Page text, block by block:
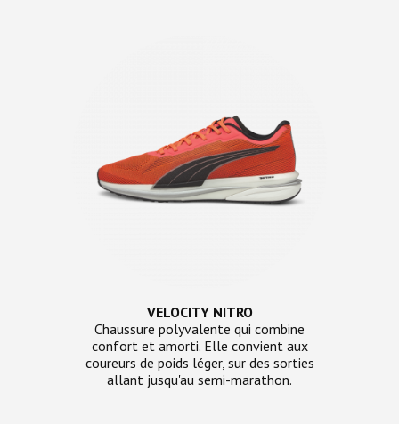
VELOCITY NITRO
Chaussure polyvalente qui combine
confort et amorti. Elle convient aux
coureurs de poids léger, sur des sorties
allant jusqu'au semi-marathon.